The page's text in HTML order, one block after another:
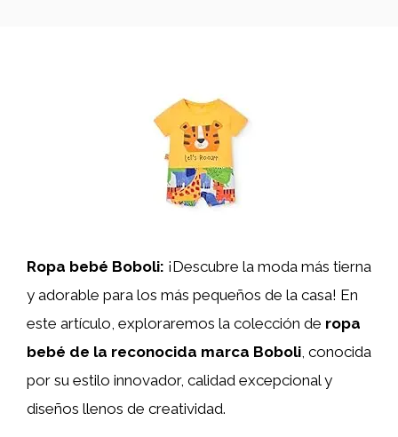
Ropa bebé Boboli: ¡Descubre la moda más tierna
y adorable para los más pequeños de la casa! En
este artículo, exploraremos la colección de ropa
bebé de la reconocida marca Boboli, conocida
por su estilo innovador, calidad excepcional y
diseños llenos de creatividad.